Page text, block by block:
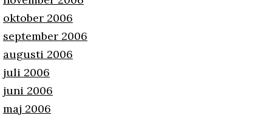
oktober 2006
september 2006
augusti 2006
juli 2006
juni 2006
maj 2006